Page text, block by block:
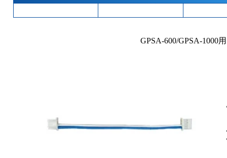
GPSA-600/GPSA-1000